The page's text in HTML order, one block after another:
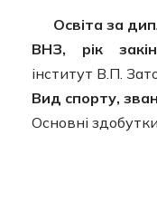
Освіта за
ВНЗ, рік
інститут В.П.
Вид спорту,
Основні